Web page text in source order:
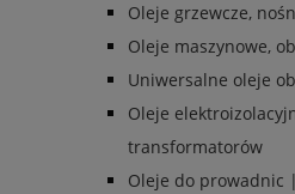
Oleje grzewcze,
Oleje maszynowe,
Uniwersalne oleje
Oleje
transformatorów
Oleje do prowadnic